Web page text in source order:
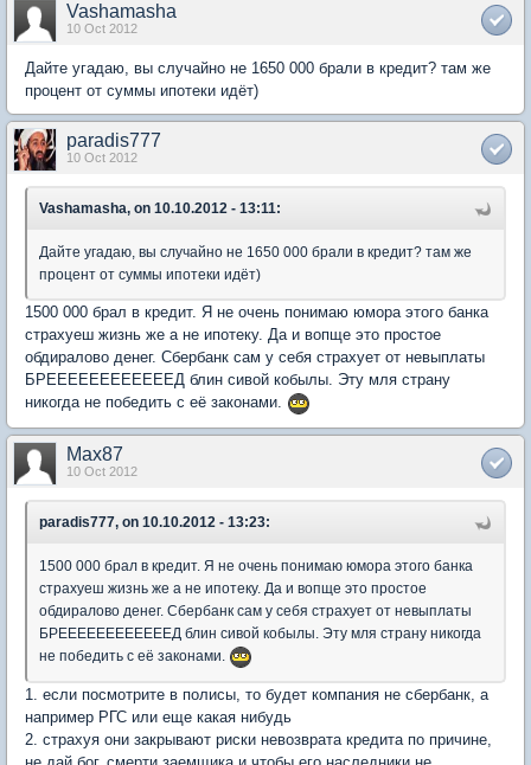
Vashamasha
10 Oct 2012
Дайте угадаю, вы случайно не 1650 000 брали в кредит? там же
процент от суммы ипотеки идёт)
paradis777
10 Oct 2012
Vashamasha, on 10.10.2012 - 13:11:
Дайте угадаю, вы случайно не 1650 000 брали в кредит? там же
процент от суммы ипотеки идёт)
1500 000 брал в кредит. Я не очень понимаю юмора этого банка
страхуеш жизнь же а не ипотеку. Да и вопще это простое
обдиралово денег. Сбербанк сам у себя страхует от невыплаты
БРЕЕЕЕЕЕЕЕЕЕЕЕД блин сивой кобылы. Эту мля страну
никогда не победить с её законами.
Max87
10 Oct 2012
paradis777, on 10.10.2012 - 13:23:
1500 000 брал в кредит. Я не очень понимаю юмора этого банка
страхуеш жизнь же а не ипотеку. Да и вопще это простое
обдиралово денег. Сбербанк сам у себя страхует от невыплаты
БРЕЕЕЕЕЕЕЕЕЕЕЕД блин сивой кобылы. Эту мля страну никогда
не победить с её законами.
1. если посмотрите в полисы, то будет компания не сбербанк, а
например РГС или еще какая нибудь
2. страхуя они закрывают риски невозврата кредита по причине,